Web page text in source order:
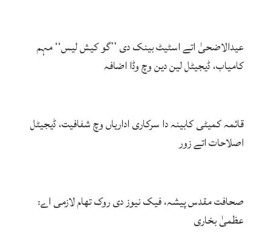
عیدالاضحیٰ اتے اسٹیٹ بینک دی ’’گو کیش لیس‘‘ مہم
کامیاب، ڈیجیٹل لین دین وچ وڈا اضافہ
قائمہ کمیٹی کابینہ دا سرکاری اداریاں وچ شفافیت، ڈیجیٹل
اصلاحات اتے زور
صحافت مقدس پیشہ، فیک نیوز دی روک تھام لازمی اے:
عظمیٰ بخاری